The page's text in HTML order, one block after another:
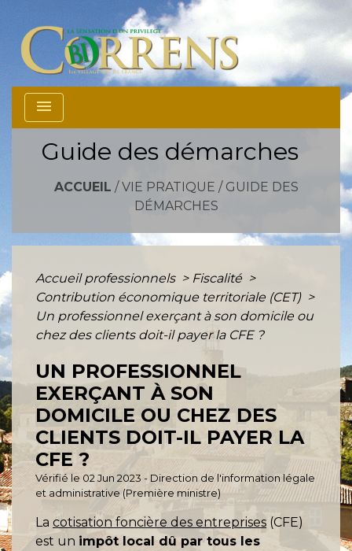
menu
Guide des démarches
ACCUEIL / VIE PRATIQUE / GUIDE DES
DÉMARCHES
Accueil professionnels > Fiscalité >
Contribution économique territoriale (CET) >
Un professionnel exerçant à son domicile ou
chez des clients doit-il payer la CFE ?
UN PROFESSIONNEL
EXERÇANT À SON
DOMICILE OU CHEZ DES
CLIENTS DOIT-IL PAYER LA
CFE ?
Vérifié le 02 Jun 2023 - Direction de l'information légale
et administrative (Première ministre)
La cotisation foncière des entreprises (CFE)
est un impôt local dû par tous les